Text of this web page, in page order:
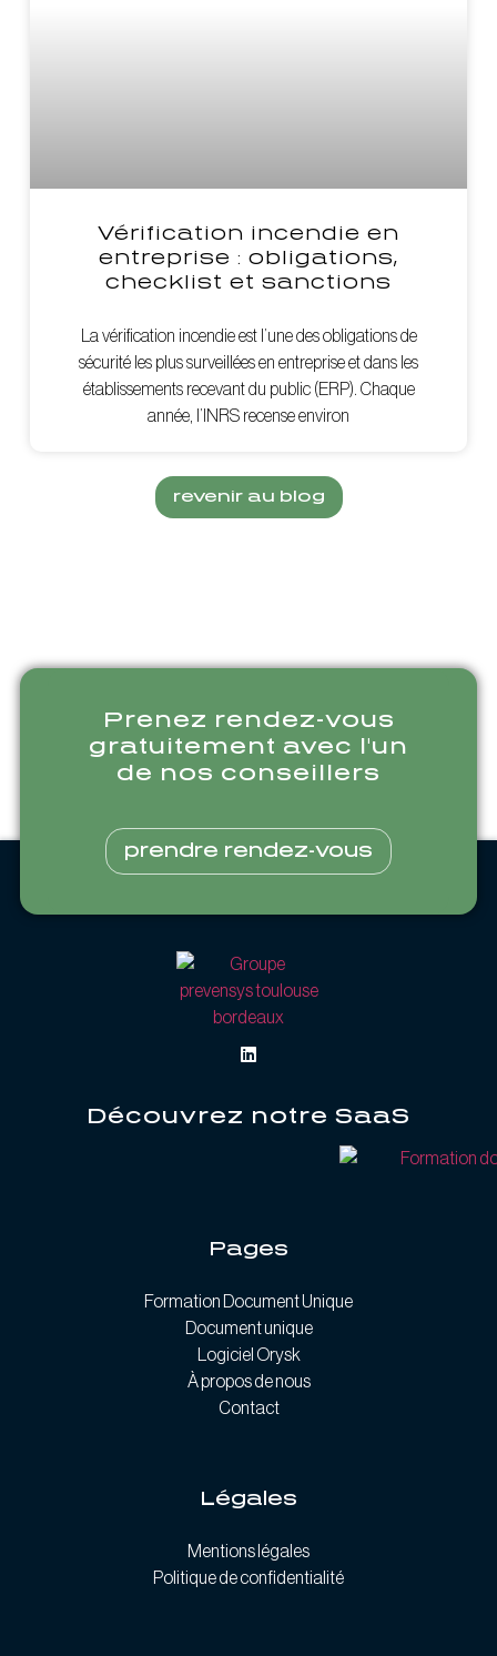
Vérification incendie en
entreprise : obligations,
checklist et sanctions
La vérification incendie est l’une des obligations de
sécurité les plus surveillées en entreprise et dans les
établissements recevant du public (ERP). Chaque
année, l’INRS recense environ
revenir au blog
Prenez rendez-vous
gratuitement avec l'un
de nos conseillers
prendre rendez-vous
Découvrez notre SaaS
Pages
Formation Document Unique
Document unique
Logiciel Orysk
À propos de nous
Contact
Légales
Mentions légales
Politique de confidentialité